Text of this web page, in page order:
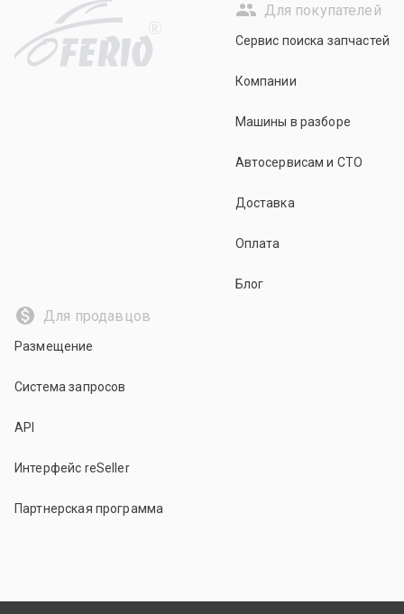
R
Для покупателей
Сервис поиска запчастей
Компании
Машины в разборе
Автосервисам и СТО
Доставка
Оплата
Блог
Для продавцов
Размещение
Система запросов
API
Интерфейс reSeller
Партнерская программа